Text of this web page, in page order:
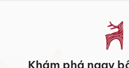
Khám phá ngay